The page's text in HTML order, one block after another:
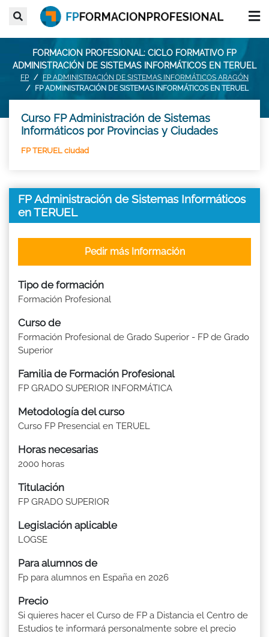
FORMACION PROFESIONAL: CICLO FORMATIVO FP
ADMINISTRACIÓN DE SISTEMAS INFORMÁTICOS EN TERUEL
FP
FP ADMINISTRACIÓN DE SISTEMAS INFORMÁTICOS ARAGÓN
FP ADMINISTRACIÓN DE SISTEMAS INFORMÁTICOS EN TERUEL
Curso FP Administración de Sistemas
Informáticos por Provincias y Ciudades
FP TERUEL ciudad
FP Administración de Sistemas Informáticos
en TERUEL
Tipo de formación
Formación Profesional
Curso de
Formación Profesional de Grado Superior - FP de Grado
Superior
Familia de Formación Profesional
FP GRADO SUPERIOR INFORMÁTICA
Metodología del curso
Curso FP Presencial en TERUEL
Horas necesarias
2000 horas
Titulación
FP GRADO SUPERIOR
Legislación aplicable
LOGSE
Para alumnos de
Fp para alumnos en España en 2026
Precio
Si quieres hacer el Curso de FP a Distancia el Centro de
Estudios te informará personalmente sobre el precio
Pedir más Información